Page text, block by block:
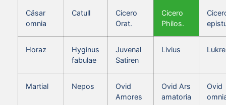
Cäsar
omnia
Catull
Cicero
Orat.
Cicero
Philos.
Horaz
Hyginus
fabulae
Juvenal
Satiren
Livius
Martial Nepos
Ovid
Amores
Ovid Ars
amatoria
Ovid